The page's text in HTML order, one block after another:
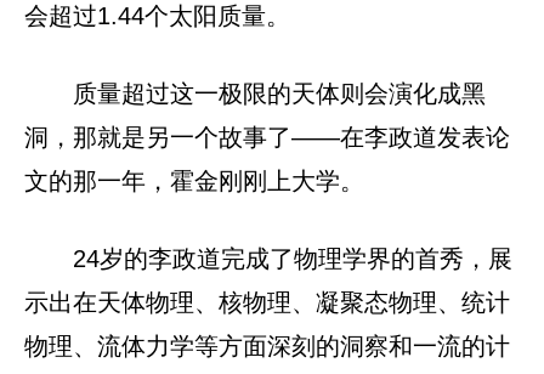
会超过1.44个太阳质量。
质量超过这一极限的天体则会演化成黑
洞，那就是另一个故事了——在李政道发表论
文的那一年，霍金刚刚上大学。
24岁的李政道完成了物理学界的首秀，展
示出在天体物理、核物理、凝聚态物理、统计
物理、流体力学等方面深刻的洞察和一流的计